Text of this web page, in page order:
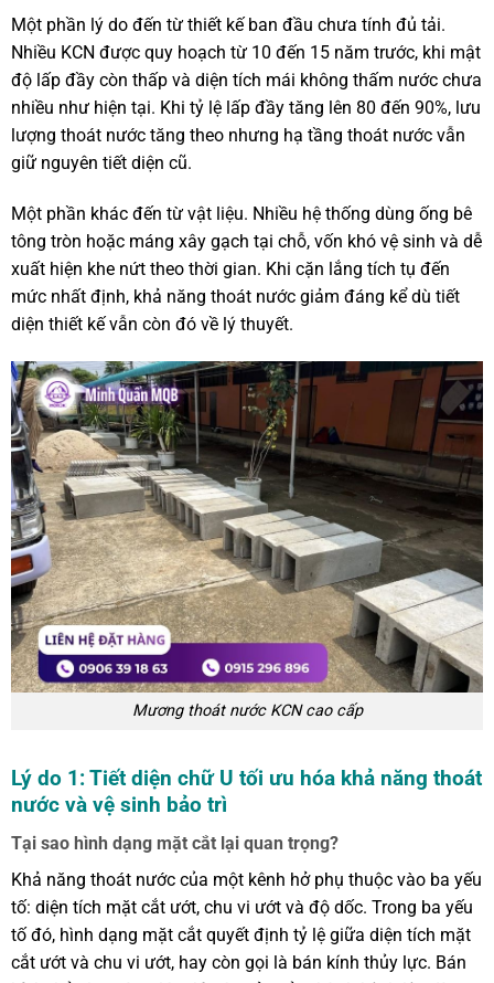
Một phần lý do đến từ thiết kế ban đầu chưa tính đủ tải.
Nhiều KCN được quy hoạch từ 10 đến 15 năm trước, khi mật
độ lấp đầy còn thấp và diện tích mái không thấm nước chưa
nhiều như hiện tại. Khi tỷ lệ lấp đầy tăng lên 80 đến 90%, lưu
lượng thoát nước tăng theo nhưng hạ tầng thoát nước vẫn
giữ nguyên tiết diện cũ.
Một phần khác đến từ vật liệu. Nhiều hệ thống dùng ống bê
tông tròn hoặc máng xây gạch tại chỗ, vốn khó vệ sinh và dễ
xuất hiện khe nứt theo thời gian. Khi cặn lắng tích tụ đến
mức nhất định, khả năng thoát nước giảm đáng kể dù tiết
diện thiết kế vẫn còn đó về lý thuyết.
Mương thoát nước KCN cao cấp
Lý do 1: Tiết diện chữ U tối ưu hóa khả năng thoát
nước và vệ sinh bảo trì
Tại sao hình dạng mặt cắt lại quan trọng?
Khả năng thoát nước của một kênh hở phụ thuộc vào ba yếu
tố: diện tích mặt cắt ướt, chu vi ướt và độ dốc. Trong ba yếu
tố đó, hình dạng mặt cắt quyết định tỷ lệ giữa diện tích mặt
cắt ướt và chu vi ướt, hay còn gọi là bán kính thủy lực. Bán